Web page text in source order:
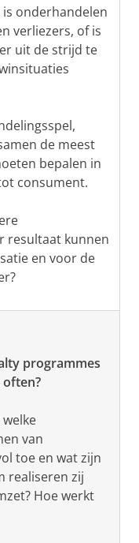
onderhandelen
verliezers, of is
uit de strijd te
de meest
bepalen in
consument.
resultaat kunnen
en voor de
programmes
van
toe en wat zijn
realiseren zij
Hoe werkt